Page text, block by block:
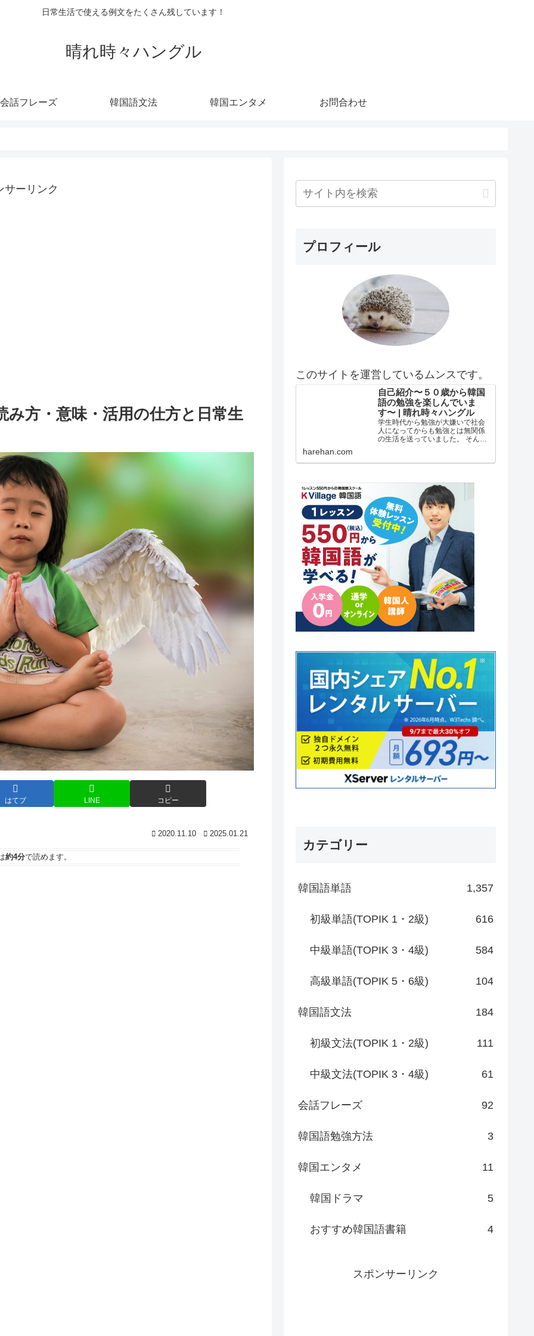
日常生活で使える例文をたくさん残しています！
晴れ時々ハングル
会話フレーズ 韓国語文法 韓国エンタメ お問合わせ
サーリンク
み方・意味・活用の仕方と日常生
はてブ LINE コピー
2020.11.10 2025.01.21
約4分で読めます。
プロフィール
このサイトを運営しているムンスです。
自己紹介〜５０歳から韓国
語の勉強を楽しんでいま
す〜 | 晴れ時々ハングル
学生時代から勉強が大嫌いで社会
人になってからも勉強とは無関係
の生活を送っていました。 そんな
す。 在日韓国人３世で小さい頃は
学校低学年？の頃まで自
harehan.com
カテゴリー
韓国語単語 1,357
初級単語(TOPIK 1・2級) 616
中級単語(TOPIK 3・4級) 584
高級単語(TOPIK 5・6級) 104
韓国語文法 184
初級文法(TOPIK 1・2級) 111
中級文法(TOPIK 3・4級) 61
会話フレーズ 92
韓国語勉強方法 3
韓国エンタメ 11
韓国ドラマ 5
おすすめ韓国語書籍 4
スポンサーリンク